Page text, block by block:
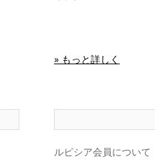
» もっと詳しく
ルピシア会員について